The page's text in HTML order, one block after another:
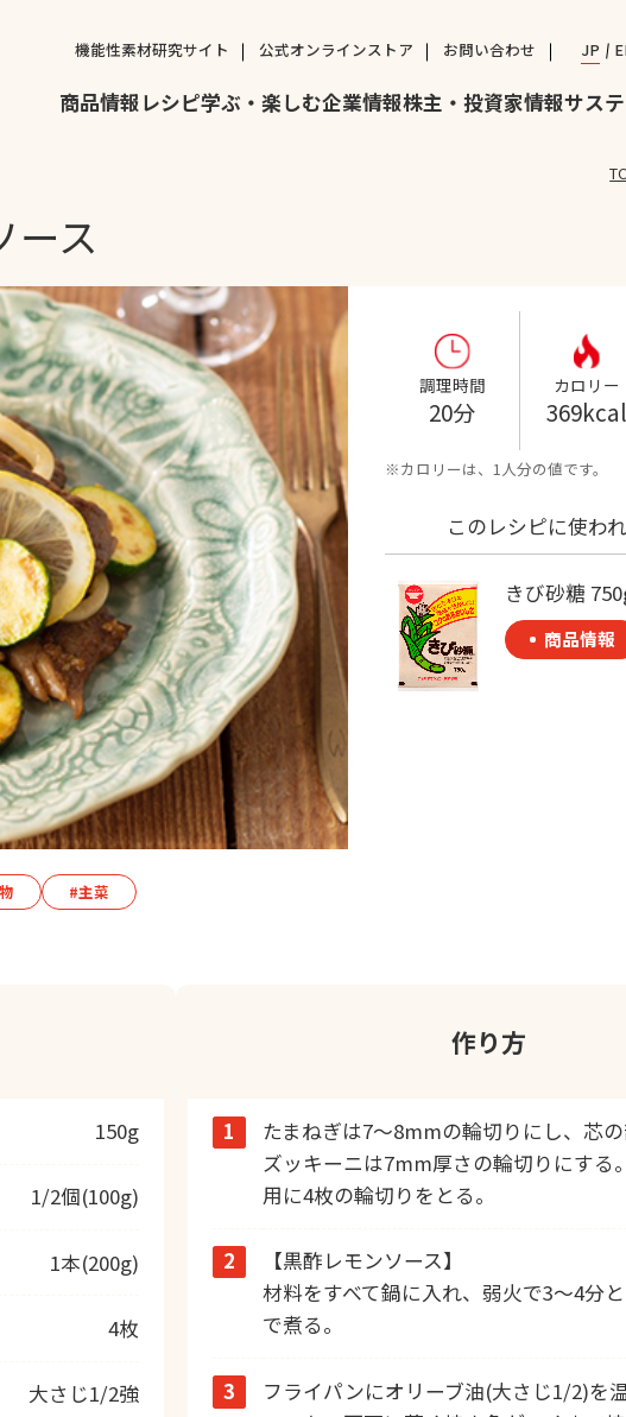
機能性素材研究サイト 公式オンラインストア お問い合わせ JP
商品情報レシピ学ぶ・楽しむ企業情報株主・投資家情報サス
ース
調理時間
20分
カロリー
369kcal
カロリーは、1人分の値です。
このレシピに使わ
きび砂糖
商品情報
#主菜
150g
1/2個(100g)
1本(200g)
4枚
大さじ1/2強
作り方
1
たまねぎは7～8mmの輪切りにし、芯の
ズッキーニは7mm厚さの輪切りにする
用に4枚の輪切りをとる。
2
【黒酢レモンソース】
材料をすべて鍋に入れ、弱火で3～4分
で煮る。
3
フライパンにオリーブ油(大さじ1/2)を